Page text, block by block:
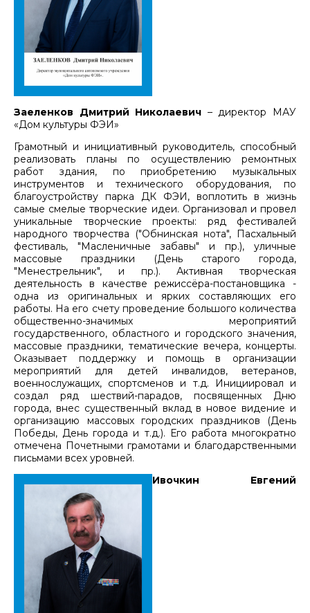
Заеленков Дмитрий Николаевич – директор МАУ
«Дом культуры ФЭИ»
Грамотный и инициативный руководитель, способный
реализовать планы по осуществлению ремонтных
работ здания, по приобретению музыкальных
инструментов и технического оборудования, по
благоустройству парка ДК ФЭИ, воплотить в жизнь
самые смелые творческие идеи. Организовал и провел
уникальные творческие проекты: ряд фестивалей
народного творчества ("Обнинская нота", Пасхальный
фестиваль, "Масленичные забавы" и пр.), уличные
массовые праздники (День старого города,
"Менестрельник", и пр.). Активная творческая
деятельность в качестве режиссёра-постановщика -
одна из оригинальных и ярких составляющих его
работы. На его счету проведение большого количества
общественно-значимых мероприятий
государственного, областного и городского значения,
массовые праздники, тематические вечера, концерты.
Оказывает поддержку и помощь в организации
мероприятий для детей инвалидов, ветеранов,
военнослужащих, спортсменов и т.д. Инициировал и
создал ряд шествий-парадов, посвященных Дню
города, внес существенный вклад в новое видение и
организацию массовых городских праздников (День
Победы, День города и т.д.). Его работа многократно
отмечена Почетными грамотами и благодарственными
письмами всех уровней.
Ивочкин Евгений